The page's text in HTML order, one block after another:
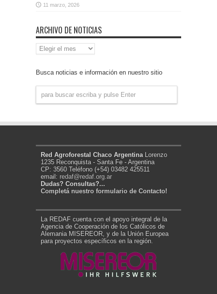
11 marzo, 2026
ARCHIVO DE NOTICIAS
Archivo
de
Busca noticias e información en nuestro sitio
Red Agroforestal Chaco Argentina Lorenzo
1235 Reconquista - Santa Fe - Argentina
CP: 3560 Teléfono (+54) 03482 425511
email: redaf@redaf.org.ar
Dudas? Consultas?...
Completá nuestro formulario de Contacto!
La REDAF cuenta con el apoyo integral de la
Agencia de Cooperación de los Católicos de
Alemania MISEREOR, y de la Unión Europea
para proyectos específicos en la región.